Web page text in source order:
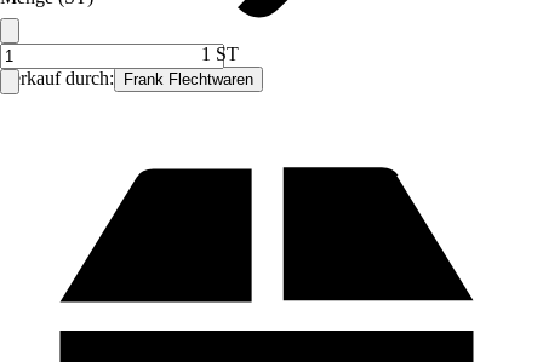
Verkauf durch: Frank Flechtwaren
1 ST